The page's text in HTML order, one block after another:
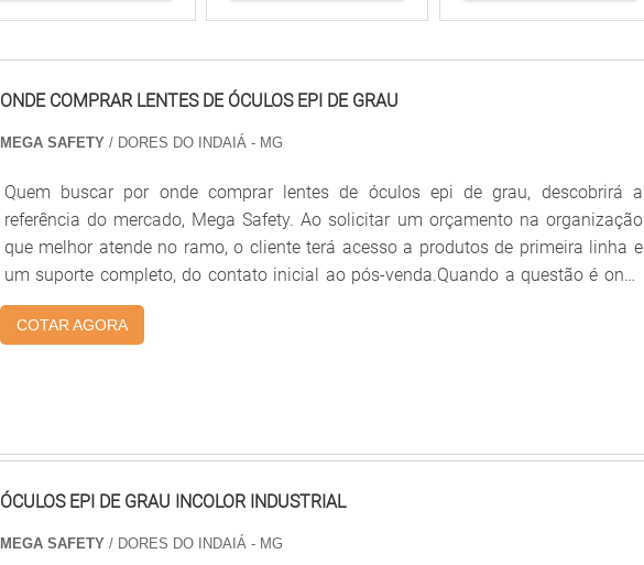
ONDE COMPRAR LENTES DE ÓCULOS EPI DE GRAU
MEGA SAFETY / DORES DO INDAIÁ - MG
Quem buscar por onde comprar lentes de óculos epi de grau, descobrirá a
referência do mercado, Mega Safety. Ao solicitar um orçamento na organização
que melhor atende no ramo, o cliente terá acesso a produtos de primeira linha e
um suporte completo, do contato inicial ao pós-venda.Quando a questão é onde
comprar lentes de óculos epi de grau, com os melhores profissionais da Mega
Safety o cliente encontrará assertividade e produção acompanhada por um
lentes de óculos epi de grau com ótima qualidade.Há muitas maneiras eficientes
de uma companhia demonstrar competência, excelência e destaque em sua área
Atendimento personalizado; Rigoroso controle de qualidade; Ótimo preço.Ainda
COTAR AGORA
ÓCULOS EPI DE GRAU INCOLOR INDUSTRIAL
MEGA SAFETY / DORES DO INDAIÁ - MG